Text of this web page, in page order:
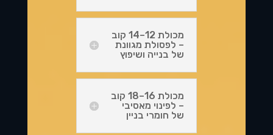
מכולת 12–14 קוב
– לפסולת מגוונת
של בנייה ושיפוץ
מכולת 16–18 קוב
– לפינוי מאסיבי
של חומרי בניין